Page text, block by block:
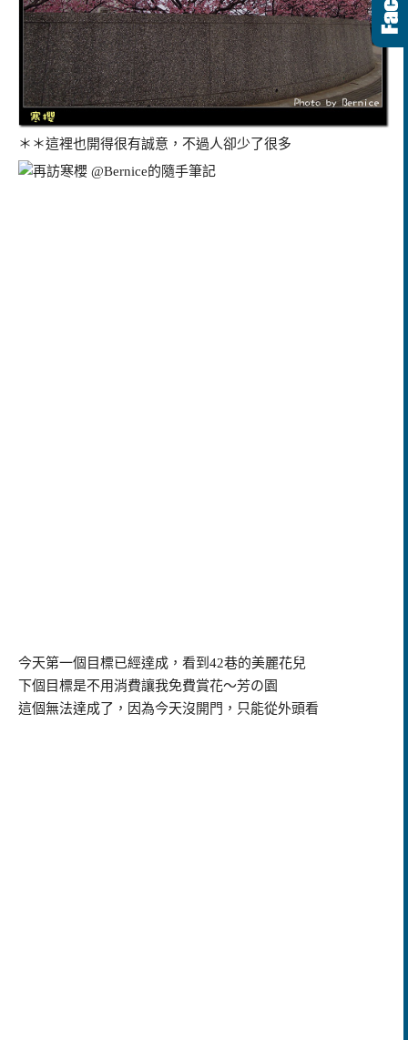
＊＊這裡也開得很有誠意，不過人卻少了很多
今天第一個目標已經達成，看到 42巷的美麗花兒
下個目標是不用消費讓我免費賞花～芳の園
這個無法達成了，因為今天沒開門，只能從外頭看